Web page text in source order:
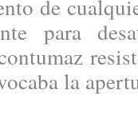
de
para
la